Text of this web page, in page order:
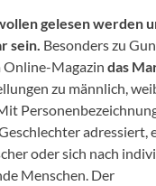
gelesen werden
sein. Besonders zu
Online-Magazin das
zu männlich,
adressiert,
oder sich nach
Menschen. Der